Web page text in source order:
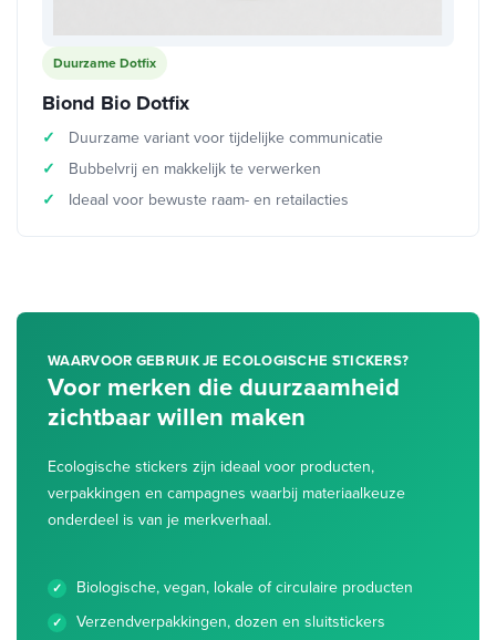
Duurzame Dotfix
Biond Bio Dotfix
Duurzame variant voor tijdelijke communicatie
Bubbelvrij en makkelijk te verwerken
Ideaal voor bewuste raam- en retailacties
WAARVOOR GEBRUIK JE ECOLOGISCHE STICKERS?
Voor merken die duurzaamheid
zichtbaar willen maken
Ecologische stickers zijn ideaal voor producten,
verpakkingen en campagnes waarbij materiaalkeuze
onderdeel is van je merkverhaal.
Biologische, vegan, lokale of circulaire producten
Verzendverpakkingen, dozen en sluitstickers